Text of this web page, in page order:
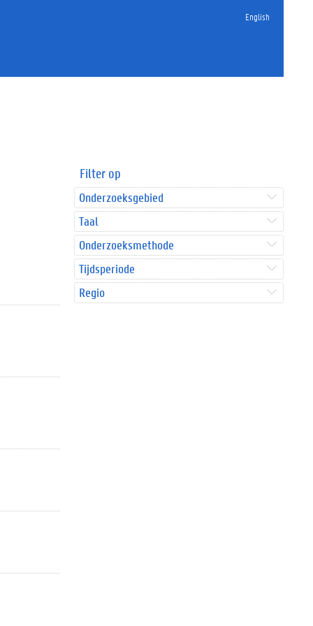
English
Filter op
Onderzoeksgebied
Taal
Onderzoeksmethode
Tijdsperiode
Regio